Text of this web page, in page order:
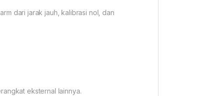
dari jarak jauh, kalibrasi nol, dan
eksternal lainnya.